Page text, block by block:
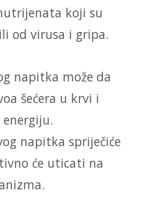
koji su
od virusa i gripa.
napitka može da
šećera u krvi i
napitka spriječiće
će uticati na